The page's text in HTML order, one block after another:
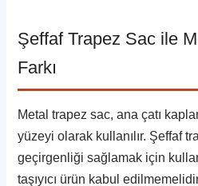
Şeffaf Trapez Sac ile
Farkı
Metal trapez sac, ana çatı
yüzeyi olarak kullanılır. Şeffaf
geçirgenliği sağlamak için
taşıyıcı ürün kabul